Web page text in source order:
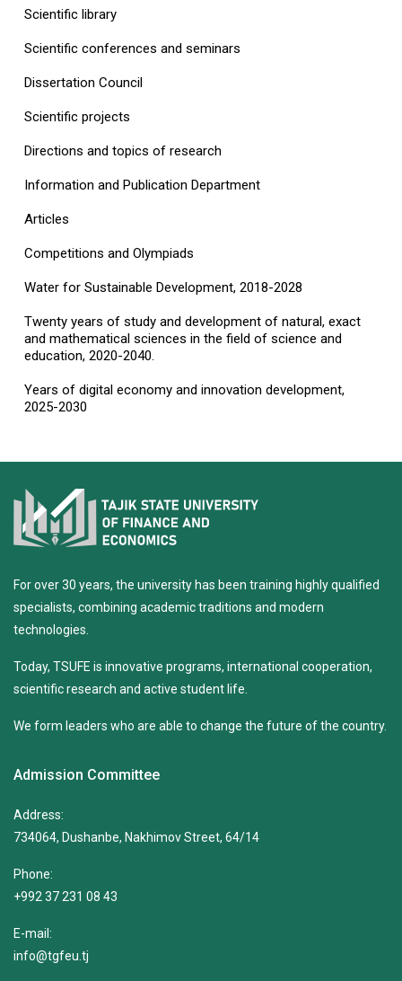
Scientific library
Scientific conferences and seminars
Dissertation Council
Scientific projects
Directions and topics of research
Information and Publication Department
Articles
Competitions and Olympiads
Water for Sustainable Development, 2018-2028
Twenty years of study and development of natural, exact
and mathematical sciences in the field of science and
education, 2020-2040.
Years of digital economy and innovation development,
2025-2030
For over 30 years, the university has been training highly qualified
specialists, combining academic traditions and modern
technologies.
Today, TSUFE is innovative programs, international cooperation,
scientific research and active student life.
We form leaders who are able to change the future of the country.
Admission Committee
Address:
734064, Dushanbe, Nakhimov Street, 64/14
Phone:
+992 37 231 08 43
E-mail:
info@tgfeu.tj